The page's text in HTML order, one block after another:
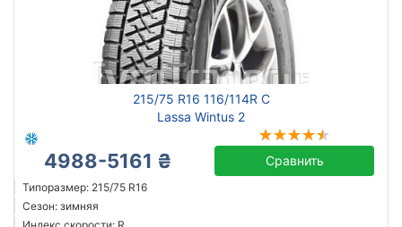
215/75 R16 116/114R C
Lassa Wintus 2
4988-5161 ₴ Сравнить
Типоразмер: 215/75 R16
Сезон: зимняя